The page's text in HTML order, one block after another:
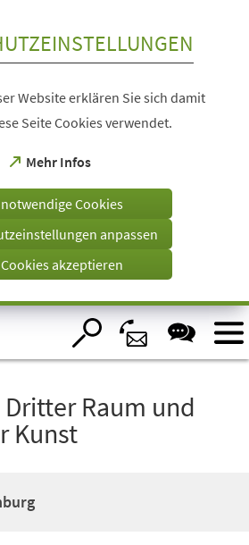
Website erklären Sie sich damit
Seite Cookies verwendet.
Mehr Infos
(Öffnet
einem
Tab)
Cookies
anpassen
akzeptieren
Raum und
Kunst